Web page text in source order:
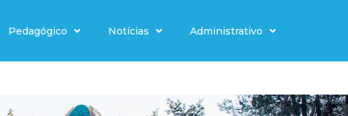
Pedagógico Notícias Administrativo